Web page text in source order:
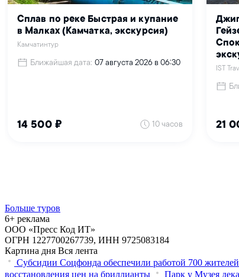
Больше туров
6+ реклама
ООО «Пресс Код ИТ»
ОГРН 1227700267739, ИНН 9725083184
Картина дня Вся лента
Субсидии Соцфонда обеспечили работой 700
восстановления цен на бриллианты
Парк у Музея